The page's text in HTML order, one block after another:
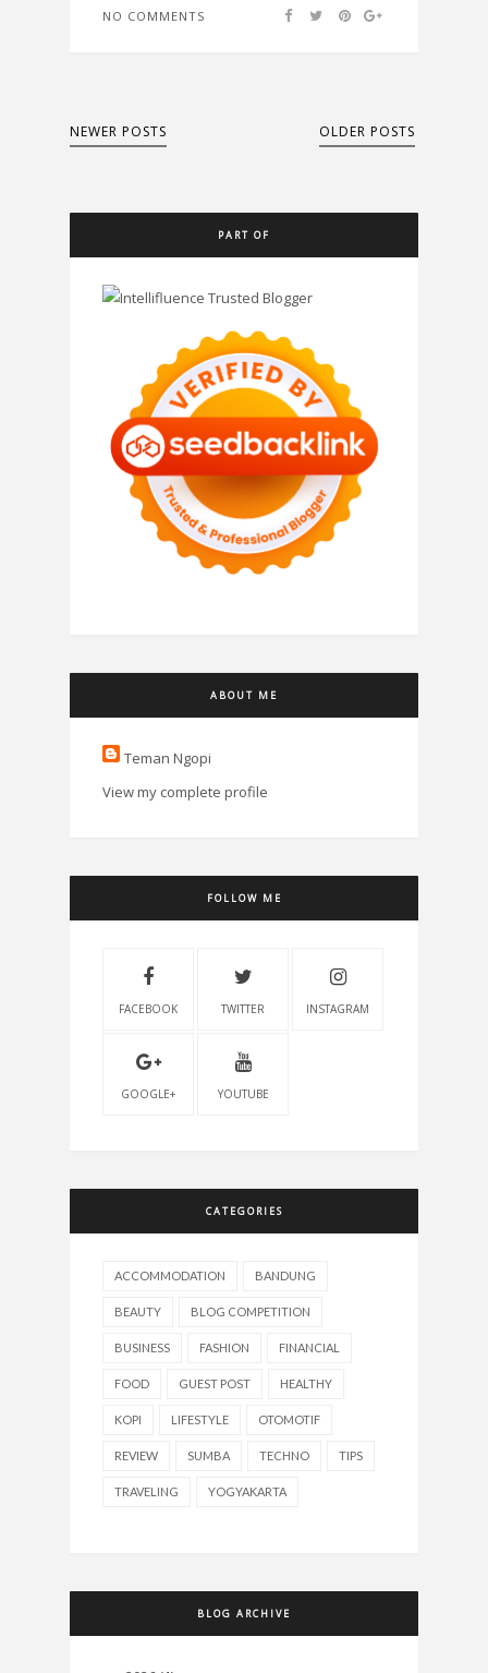
NO COMMENTS
NEWER POSTS OLDER POSTS
PART OF
ABOUT ME
Teman Ngopi
View my complete profile
FOLLOW ME
FACEBOOK TWITTER INSTAGRAM
GOOGLE+ YOUTUBE
CATEGORIES
ACCOMMODATION BANDUNG
BEAUTY BLOG COMPETITION
BUSINESS FASHION FINANCIAL
FOOD GUEST POST HEALTHY
KOPI LIFESTYLE OTOMOTIF
REVIEW SUMBA TECHNO TIPS
TRAVELING YOGYAKARTA
BLOG ARCHIVE